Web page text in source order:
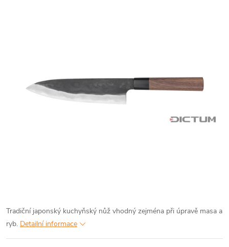
Tradiční japonský kuchyňský nůž vhodný zejména při úpravě masa a
ryb. Detailní informace